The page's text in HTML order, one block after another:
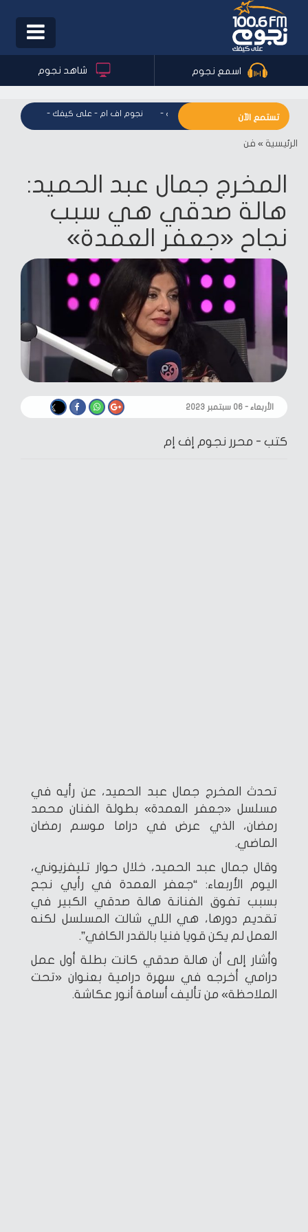
Toggle
اسمع نجوم شاهد نجوم
تستمع الآن - نجوم اف ام - على كيفك - نجوم اف ام - على كيفك نجوم
الرئيسية » فن
المخرج جمال عبد الحميد:
هالة صدقي هي سبب
نجاح «جعفر العمدة»
الأربعاء - ٠٦ سبتمبر ٢٠٢٣
كتب - محرر نجوم إف إم
تحدث المخرج جمال عبد الحميد، عن رأيه في
مسلسل «جعفر العمدة» بطولة الفنان محمد
رمضان، الذي عرض في دراما موسم رمضان
الماضي.
وقال جمال عبد الحميد، خلال حوار تليفزيوني،
اليوم الأربعاء: “جعفر العمدة في رأيي نجح
بسبب تفوق الفنانة هالة صدقي الكبير في
تقديم دورها، هي اللي شالت المسلسل لكنه
العمل لم يكن قويا فنيا بالقدر الكافي”.
وأشار إلى أن هالة صدقي كانت بطلة أول عمل
درامي أخرجه في سهرة درامية بعنوان «تحت
الملاحظة» من تأليف أسامة أنور عكاشة.